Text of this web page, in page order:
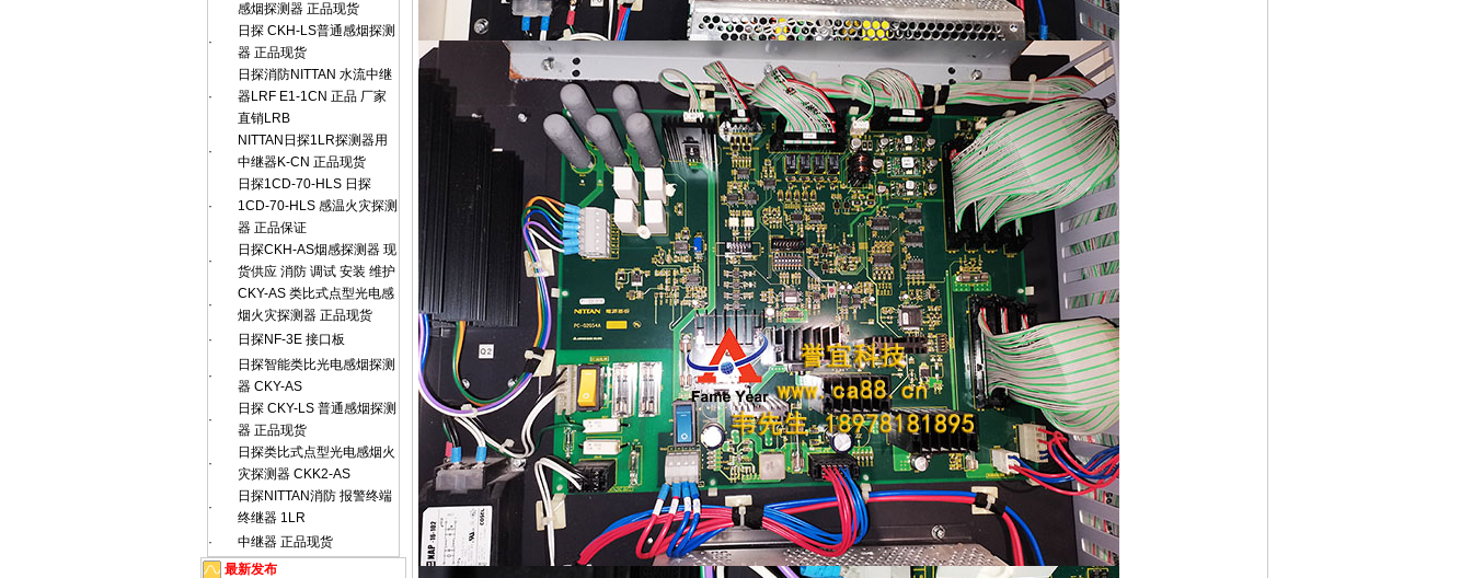
感烟探测器 正品现货
·
日探 CKH-LS普通感烟探测
器 正品现货
·
日探消防NITTAN 水流中继
器LRF E1-1CN 正品 厂家
直销LRB
·
NITTAN日探1LR探测器用
中继器K-CN 正品现货
·
日探1CD-70-HLS 日探
1CD-70-HLS 感温火灾探测
器 正品保证
·
日探CKH-AS烟感探测器 现
货供应 消防 调试 安装 维护
·
CKY-AS 类比式点型光电感
烟火灾探测器 正品现货
·
日探NF-3E 接口板
·
日探智能类比光电感烟探测
器 CKY-AS
·
日探 CKY-LS 普通感烟探测
器 正品现货
·
日探类比式点型光电感烟火
灾探测器 CKK2-AS
·
日探NITTAN消防 报警终端
终继器 1LR
·
中继器 正品现货
最新发布